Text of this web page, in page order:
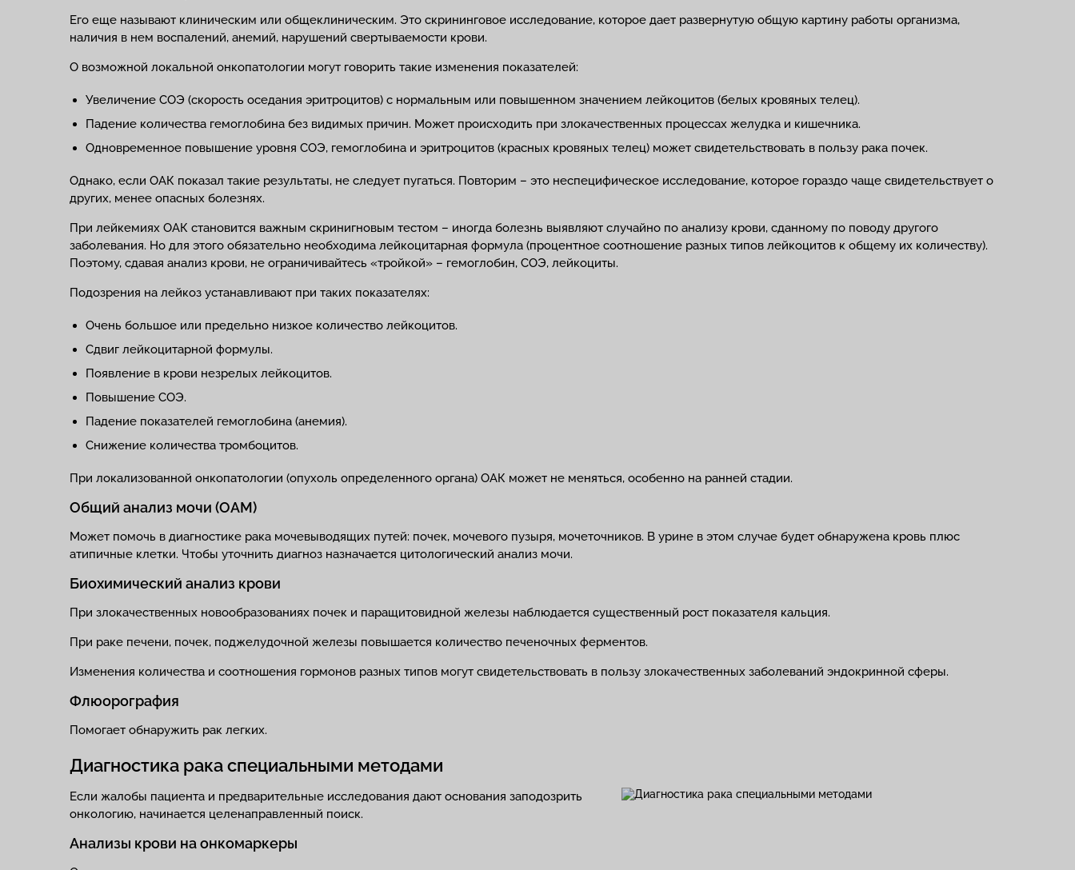
Его еще называют клиническим или общеклиническим. Это скрининговое исследование, которое дает развернутую общую картину работы организма,
наличия в нем воспалений, анемий, нарушений свертываемости крови.
О возможной локальной онкопатологии могут говорить такие изменения показателей:
Увеличение СОЭ (скорость оседания эритроцитов) с нормальным или повышенном значением лейкоцитов (белых кровяных телец).
Падение количества гемоглобина без видимых причин. Может происходить при злокачественных процессах желудка и кишечника.
Одновременное повышение уровня СОЭ, гемоглобина и эритроцитов (красных кровяных телец) может свидетельствовать в пользу рака почек.
Однако, если ОАК показал такие результаты, не следует пугаться. Повторим – это неспецифическое исследование, которое гораздо чаще свидетельствует о
других, менее опасных болезнях.
При лейкемиях ОАК становится важным скринигновым тестом – иногда болезнь выявляют случайно по анализу крови, сданному по поводу другого
заболевания. Но для этого обязательно необходима лейкоцитарная формула (процентное соотношение разных типов лейкоцитов к общему их количеству).
Поэтому, сдавая анализ крови, не ограничивайтесь «тройкой» – гемоглобин, СОЭ, лейкоциты.
Подозрения на лейкоз устанавливают при таких показателях:
Очень большое или предельно низкое количество лейкоцитов.
Сдвиг лейкоцитарной формулы.
Появление в крови незрелых лейкоцитов.
Повышение СОЭ.
Падение показателей гемоглобина (анемия).
Снижение количества тромбоцитов.
При локализованной онкопатологии (опухоль определенного органа) ОАК может не меняться, особенно на ранней стадии.
Общий анализ мочи (ОАМ)
Может помочь в диагностике рака мочевыводящих путей: почек, мочевого пузыря, мочеточников. В урине в этом случае будет обнаружена кровь плюс
атипичные клетки. Чтобы уточнить диагноз назначается цитологический анализ мочи.
Биохимический анализ крови
При злокачественных новообразованиях почек и паращитовидной железы наблюдается существенный рост показателя кальция.
При раке печени, почек, поджелудочной железы повышается количество печеночных ферментов.
Изменения количества и соотношения гормонов разных типов могут свидетельствовать в пользу злокачественных заболеваний эндокринной сферы.
Флюорография
Помогает обнаружить рак легких.
Диагностика рака специальными методами
Если жалобы пациента и предварительные исследования дают основания заподозрить
онкологию, начинается целенаправленный поиск.
Анализы крови на онкомаркеры